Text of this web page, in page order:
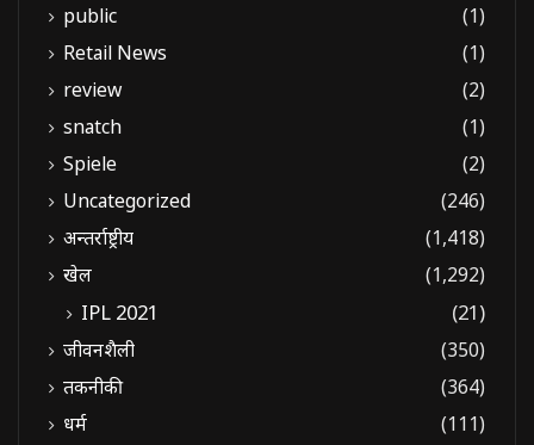
public
(1)
Retail News
(1)
review
(2)
snatch
(1)
Spiele
(2)
Uncategorized
(246)
अन्तर्राष्ट्रीय
(1,418)
खेल
(1,292)
IPL 2021 (21)
जीवनशैली
(350)
तकनीकी
(364)
धर्म
(111)